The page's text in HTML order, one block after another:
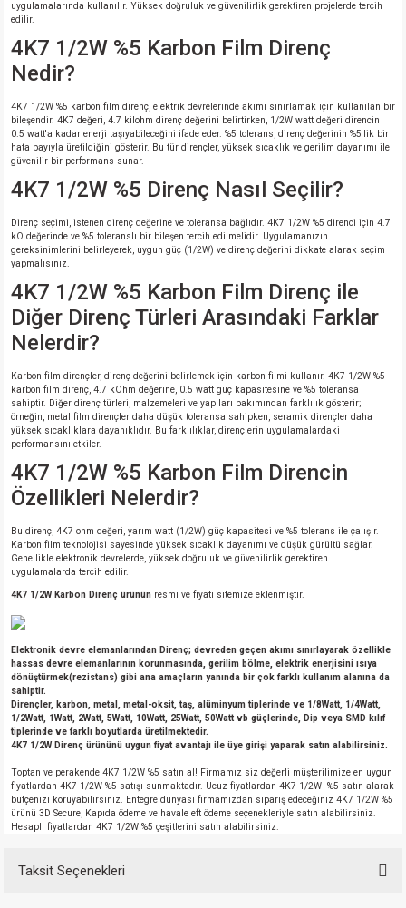
uygulamalarında kullanılır. Yüksek doğruluk ve güvenilirlik gerektiren projelerde tercih
edilir.
4K7 1/2W %5 Karbon Film Direnç
Nedir?
4K7 1/2W %5 karbon film direnç, elektrik devrelerinde akımı sınırlamak için kullanılan bir
bileşendir. 4K7 değeri, 4.7 kilohm direnç değerini belirtirken, 1/2W watt değeri direncin
0.5 watt'a kadar enerji taşıyabileceğini ifade eder. %5 tolerans, direnç değerinin %5'lik bir
hata payıyla üretildiğini gösterir. Bu tür dirençler, yüksek sıcaklık ve gerilim dayanımı ile
güvenilir bir performans sunar.
4K7 1/2W %5 Direnç Nasıl Seçilir?
Direnç seçimi, istenen direnç değerine ve toleransa bağlıdır. 4K7 1/2W %5 direnci için 4.7
kΩ değerinde ve %5 toleranslı bir bileşen tercih edilmelidir. Uygulamanızın
gereksinimlerini belirleyerek, uygun güç (1/2W) ve direnç değerini dikkate alarak seçim
yapmalısınız.
4K7 1/2W %5 Karbon Film Direnç ile
Diğer Direnç Türleri Arasındaki Farklar
Nelerdir?
Karbon film dirençler, direnç değerini belirlemek için karbon filmi kullanır. 4K7 1/2W %5
karbon film direnç, 4.7 kOhm değerine, 0.5 watt güç kapasitesine ve %5 toleransa
sahiptir. Diğer direnç türleri, malzemeleri ve yapıları bakımından farklılık gösterir;
örneğin, metal film dirençler daha düşük toleransa sahipken, seramik dirençler daha
yüksek sıcaklıklara dayanıklıdır. Bu farklılıklar, dirençlerin uygulamalardaki
performansını etkiler.
4K7 1/2W %5 Karbon Film Direncin
Özellikleri Nelerdir?
Bu direnç, 4K7 ohm değeri, yarım watt (1/2W) güç kapasitesi ve %5 tolerans ile çalışır.
Karbon film teknolojisi sayesinde yüksek sıcaklık dayanımı ve düşük gürültü sağlar.
Genellikle elektronik devrelerde, yüksek doğruluk ve güvenilirlik gerektiren
uygulamalarda tercih edilir.
4K7 1/2W Karbon Direnç ürünün resmi ve fiyatı sitemize eklenmiştir.
Elektronik devre elemanlarından Direnç; devreden geçen akımı sınırlayarak özellikle
hassas devre elemanlarının korunmasında, gerilim bölme, elektrik enerjisini ısıya
dönüştürmek(rezistans) gibi ana amaçların yanında bir çok farklı kullanım alanına da
sahiptir.
Dirençler, karbon, metal, metal-oksit, taş, alüminyum tiplerinde ve 1/8Watt, 1/4Watt,
1/2Watt, 1Watt, 2Watt, 5Watt, 10Watt, 25Watt, 50Watt vb güçlerinde, Dip veya SMD kılıf
tiplerinde ve farklı boyutlarda üretilmektedir.
4K7 1/2W Direnç ürününü uygun fiyat avantajı ile üye girişi yaparak satın alabilirsiniz.
Toptan ve perakende 4K7 1/2W %5 satın al! Firmamız siz değerli müşterilimize en uygun
fiyatlardan 4K7 1/2W %5 satışı sunmaktadır. Ucuz fiyatlardan 4K7 1/2W %5 satın alarak
bütçenizi koruyabilirsiniz. Entegre dünyası firmamızdan sipariş edeceğiniz 4K7 1/2W %5
ürünü 3D Secure, Kapıda ödeme ve havale eft ödeme seçenekleriyle satın alabilirsiniz.
Hesaplı fiyatlardan 4K7 1/2W %5 çeşitlerini satın alabilirsiniz.
Taksit Seçenekleri